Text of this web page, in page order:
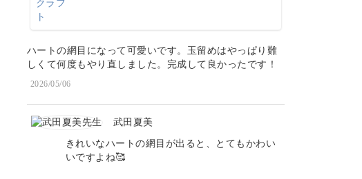
ハートの網目になって可愛いです。玉留めはやっぱり難
しくて何度もやり直しました。完成して良かったです！
2026/05/06
武田夏美
きれいなハートの網目が出ると、とてもかわい
いですよね🥰